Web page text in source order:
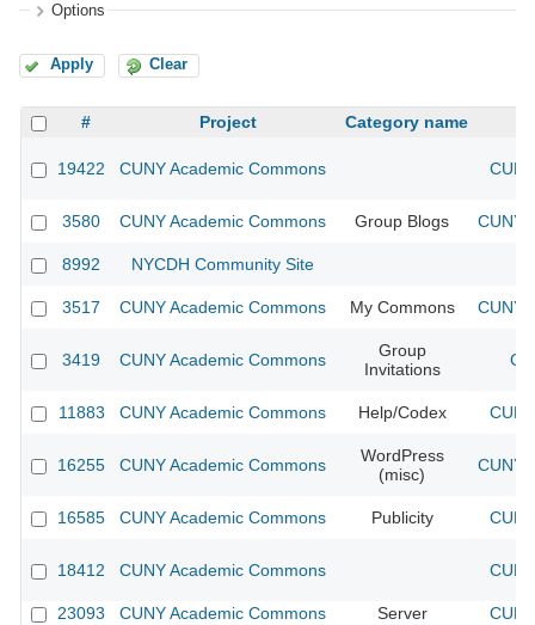
Options
Apply Clear
# Project Category name
19422 CUNY Academic Commons
3580 CUNY Academic Commons Group Blogs CUNY
8992 NYCDH Community Site
3517 CUNY Academic Commons My Commons CUNY
3419 CUNY Academic Commons
Group
Invitations
11883 CUNY Academic Commons Help/Codex
16255 CUNY Academic Commons
WordPress
(misc)
CUNY
16585 CUNY Academic Commons Publicity
18412 CUNY Academic Commons
23093 CUNY Academic Commons Server